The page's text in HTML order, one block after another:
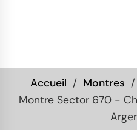
Accueil Montres
Montre Sector 670 -